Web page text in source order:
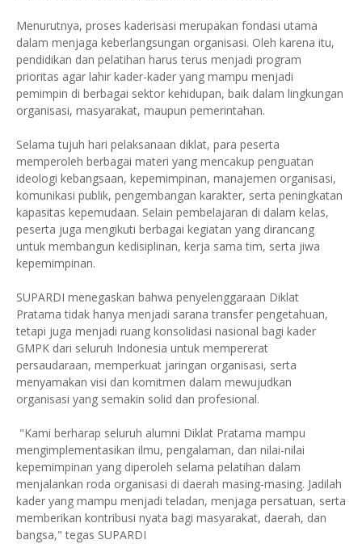
Menurutnya, proses kaderisasi merupakan fondasi utama
dalam menjaga keberlangsungan organisasi. Oleh karena itu,
pendidikan dan pelatihan harus terus menjadi program
prioritas agar lahir kader-kader yang mampu menjadi
pemimpin di berbagai sektor kehidupan, baik dalam lingkungan
organisasi, masyarakat, maupun pemerintahan.
Selama tujuh hari pelaksanaan diklat, para peserta
memperoleh berbagai materi yang mencakup penguatan
ideologi kebangsaan, kepemimpinan, manajemen organisasi,
komunikasi publik, pengembangan karakter, serta peningkatan
kapasitas kepemudaan. Selain pembelajaran di dalam kelas,
peserta juga mengikuti berbagai kegiatan yang dirancang
untuk membangun kedisiplinan, kerja sama tim, serta jiwa
kepemimpinan.
SUPARDI menegaskan bahwa penyelenggaraan Diklat
Pratama tidak hanya menjadi sarana transfer pengetahuan,
tetapi juga menjadi ruang konsolidasi nasional bagi kader
GMPK dari seluruh Indonesia untuk mempererat
persaudaraan, memperkuat jaringan organisasi, serta
menyamakan visi dan komitmen dalam mewujudkan
organisasi yang semakin solid dan profesional.
"Kami berharap seluruh alumni Diklat Pratama mampu
mengimplementasikan ilmu, pengalaman, dan nilai-nilai
kepemimpinan yang diperoleh selama pelatihan dalam
menjalankan roda organisasi di daerah masing-masing. Jadilah
kader yang mampu menjadi teladan, menjaga persatuan, serta
memberikan kontribusi nyata bagi masyarakat, daerah, dan
bangsa," tegas SUPARDI